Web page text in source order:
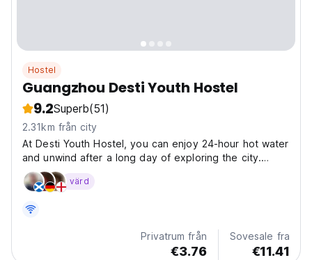
Hostel
Guangzhou Desti Youth Hostel
9.2Superb(51)
2.31km från city
At Desti Youth Hostel, you can enjoy 24-hour hot water
and unwind after a long day of exploring the city.
Head to our second-floor bar for a refreshing craft
beer and connect with fellow travelers, or sip a coffee
värd
Privatrum från
€3.76
Sovesale fra
€11.41